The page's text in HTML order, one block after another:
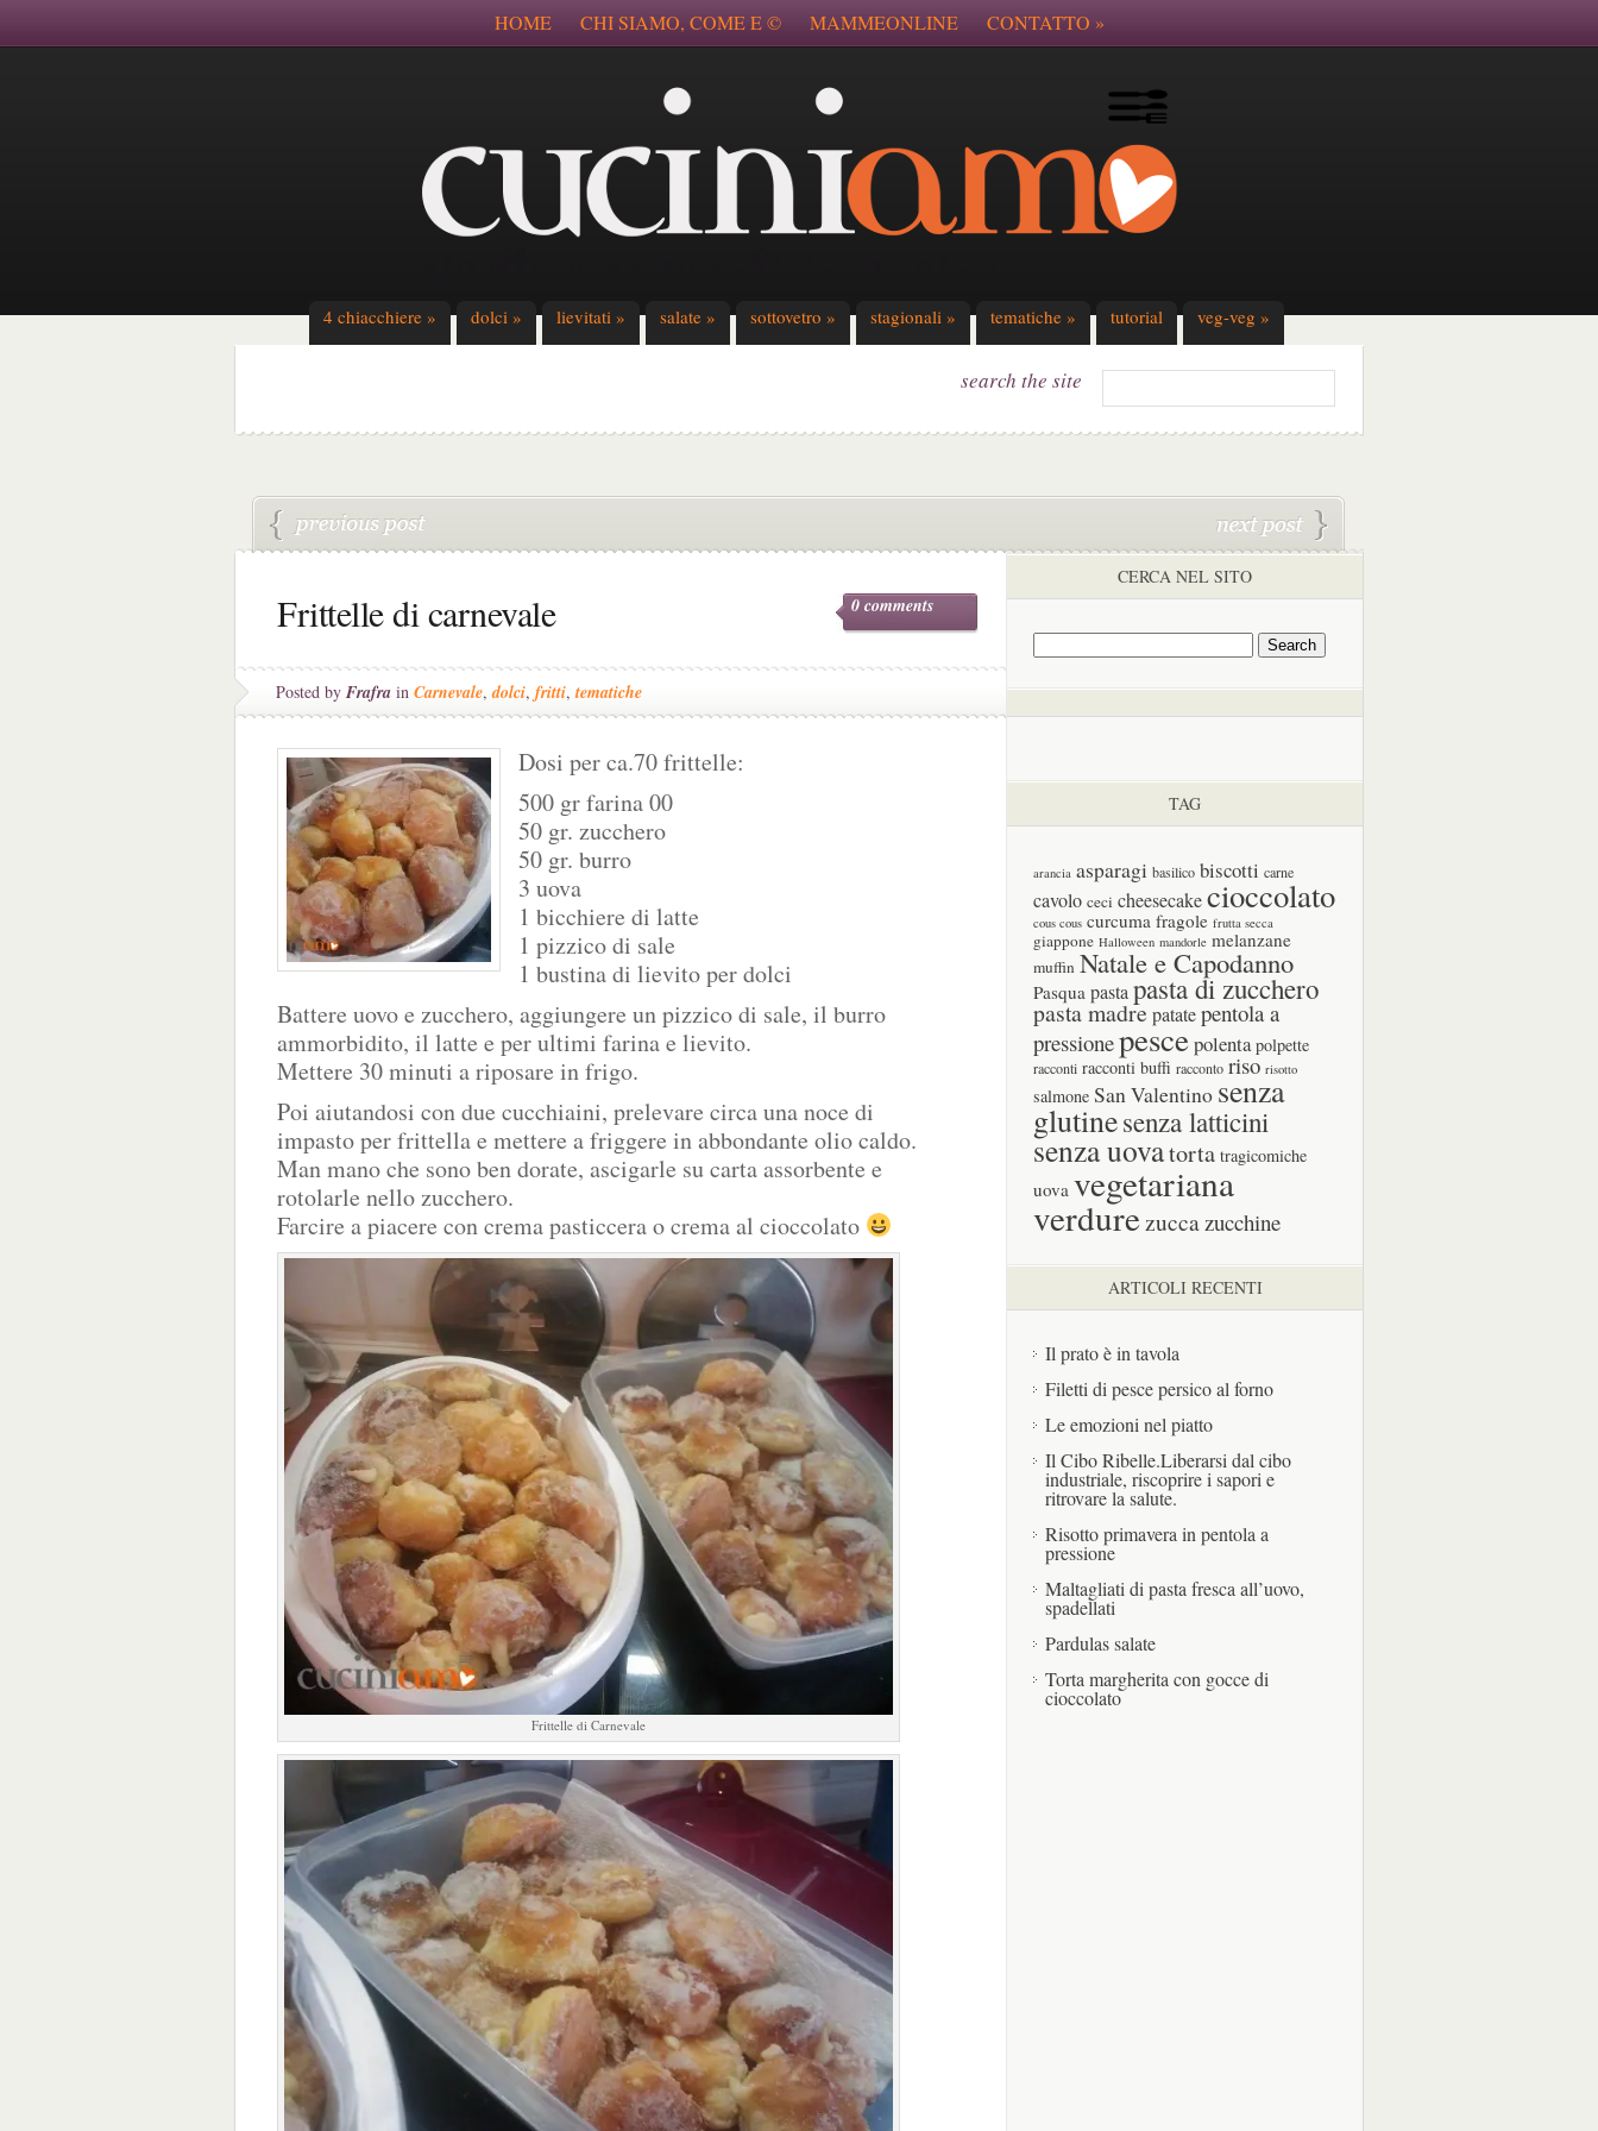
HOME CHI SIAMO, COME E © MAMMEONLINE CONTATTO »
4 chiacchiere » dolci » lievitati » salate » sottovetro » stagionali » tematiche » tutorial veg-veg »
search the site
Frittelle di carnevale 0 comments
Posted by Frafra in Carnevale,dolci, fritti, tematiche
Dosi per ca.70 frittelle:
500 gr farina 00
50 gr. zucchero
50 gr. burro
3 uova
1 bicchiere di latte
1 pizzico di sale
1 bustina di lievito per dolci
Battere uovo e zucchero, aggiungere un pizzico di sale, il burro
ammorbidito, il latte e per ultimi farina e lievito.
Mettere 30 minuti a riposare in frigo.
Poi aiutandosi con due cucchiaini, prelevare circa una noce di
impasto per frittella e mettere a friggere in abbondante olio caldo.
Man mano che sono ben dorate, ascigarle su carta assorbente e
rotolarle nello zucchero.
Farcire a piacere con crema pasticcera o crema al cioccolato
Frittelle di Carnevale
CERCA NEL SITO
TAG
arancia asparagi basilico biscotti carne
cavolo ceci cheesecakecioccolato
cous cous curcuma fragole frutta secca
giappone Halloween mandorle melanzane
muffin Natale e Capodanno
Pasqua pastapasta di zucchero
pasta madre patatepentola a
pressionepesce polenta polpette
racconti racconti buffi racconto riso risotto
salmone San Valentino senza
glutinesenza latticini
senza uovatorta tragicomiche
uova vegetariana
verdurezuccazucchine
ARTICOLI RECENTI
Il prato è in tavola
Filetti di pesce persico al forno
Le emozioni nel piatto
Il Cibo Ribelle.Liberarsi dal cibo
industriale, riscoprire i sapori e
ritrovare la salute.
Risotto primavera in pentola a
pressione
Maltagliati di pasta fresca all’uovo,
spadellati
Pardulas salate
Torta margherita con gocce di
cioccolato